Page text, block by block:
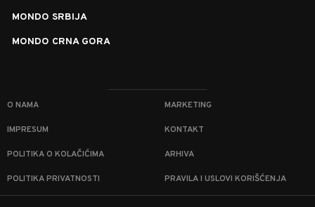
MONDO SRBIJA
MONDO CRNA GORA
O NAMA MARKETING
IMPRESUM KONTAKT
POLITIKA O KOLAČIĆIMA ARHIVA
POLITIKA PRIVATNOSTI PRAVILA I USLOVI KORIŠĆENJA